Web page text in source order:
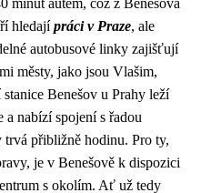
minut autem, což z Benešova
hledajípráci v Praze, ale
autobusové linky zajišťují
městy, jako jsou Vlašim,
Benešov u Prahy leží
a nabízí spojení s řadou
trvá přibližně hodinu. Pro ty,
je v Benešově k dispozici
s okolím. Ať už tedy